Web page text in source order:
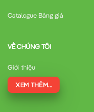
Catalogue Bảng giá
VỀ CHÚNG TÔI
Giới thiệu
XEM THÊM...